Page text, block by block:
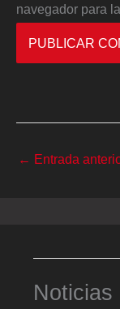
navegador para
← Entrada
Noticias